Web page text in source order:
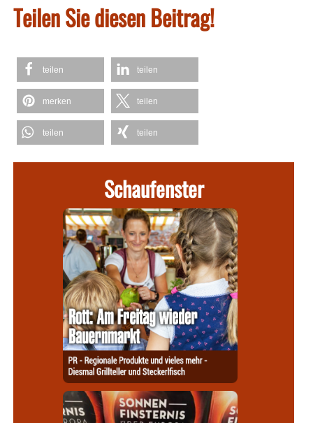
Teilen Sie diesen Beitrag!
teilen teilen
merken teilen
teilen teilen
Schaufenster